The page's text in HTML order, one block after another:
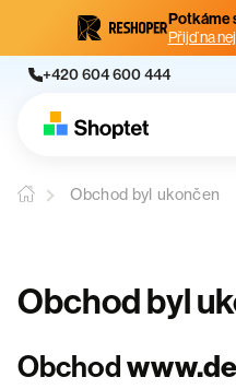
Potkáme
Přijď na
+420 604 600 444
Obchod byl ukončen
Obchod byl
Obchod